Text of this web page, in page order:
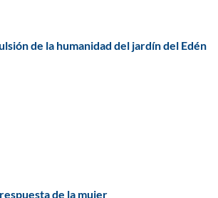
de la humanidad del jardín del Edén
de la mujer